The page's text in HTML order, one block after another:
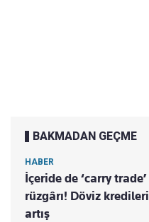
BAKMADAN GEÇME
HABER
İçeride de ‘carry trade’
rüzgârı! Döviz
artış